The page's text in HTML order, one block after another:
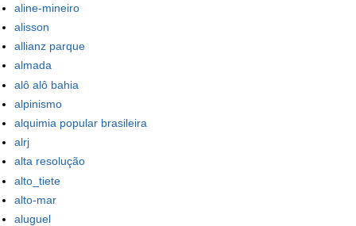
aline-mineiro
alisson
allianz parque
almada
alô alô bahia
alpinismo
alquimia popular brasileira
alrj
alta resolução
alto_tiete
alto-mar
aluguel